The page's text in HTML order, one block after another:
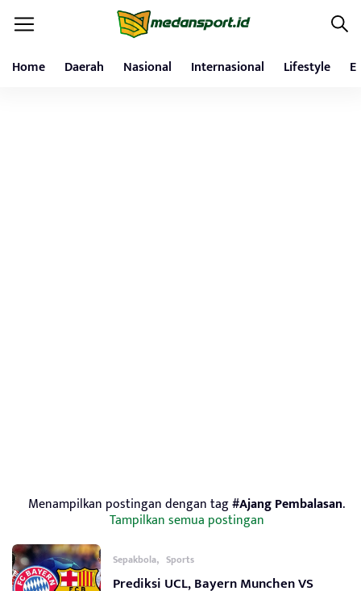
Home Daerah Nasional Internasional Lifestyle
Menampilkan postingan dengan tag#Ajang Pembalasan.
Tampilkan semua postingan
Sepakbola, Sports
Prediksi UCL, Bayern Munchen VS